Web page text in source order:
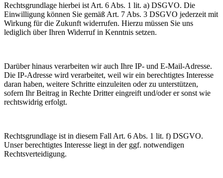
Rechtsgrundlage hierbei ist Art. 6 Abs. 1 lit. a) DSGVO. Die
Einwilligung können Sie gemäß Art. 7 Abs. 3 DSGVO jederzeit mit
Wirkung für die Zukunft widerrufen. Hierzu müssen Sie uns
lediglich über Ihren Widerruf in Kenntnis setzen.
Darüber hinaus verarbeiten wir auch Ihre IP- und E-Mail-Adresse.
Die IP-Adresse wird verarbeitet, weil wir ein berechtigtes Interesse
daran haben, weitere Schritte einzuleiten oder zu unterstützen,
sofern Ihr Beitrag in Rechte Dritter eingreift und/oder er sonst wie
rechtswidrig erfolgt.
Rechtsgrundlage ist in diesem Fall Art. 6 Abs. 1 lit. f) DSGVO.
Unser berechtigtes Interesse liegt in der ggf. notwendigen
Rechtsverteidigung.